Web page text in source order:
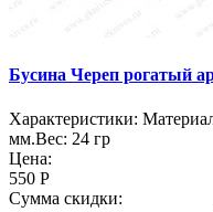
Бусина Череп рогатый
Характеристики:
мм.Вес: 24 гр
Цена:
550 Р
Сумма скидки: